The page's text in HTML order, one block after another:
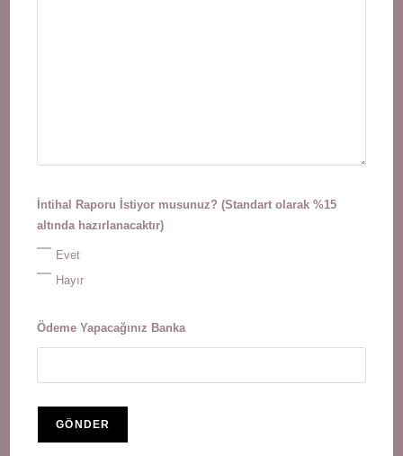
İntihal Raporu İstiyor musunuz? (Standart olarak %15
altında hazırlanacaktır)
Evet
Hayır
Ödeme Yapacağınız Banka